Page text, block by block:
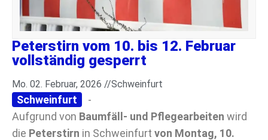
Peterstirn vom 10. bis 12. Februar
vollständig gesperrt
Mo. 02. Februar, 2026 //Schweinfurt
Schweinfurt
-
Aufgrund von Baumfäll- und Pflegearbeiten wird
die Peterstirn in Schweinfurt von Montag, 10.